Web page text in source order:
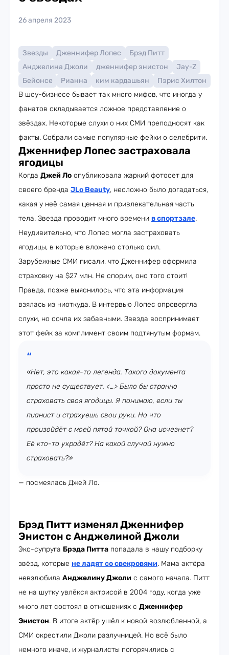
26 апреля 2023
Звезды Дженнифер Лопес
Брэд Питт
Анджелина Джоли
дженнифер энистон
Jay-Z
Бейонсе
Рианна ким кардашьян
Пэрис Хилтон
В шоу-бизнесе бывает так много мифов, что иногда у
фанатов складывается ложное представление о
звёздах. Некоторые слухи о них СМИ преподносят как
факты. Собрали самые популярные фейки о селебрити.
Дженнифер Лопес застраховала
ягодицы
Когда Джей Ло опубликовала жаркий фотосет для
своего бренда JLo Beauty, несложно было догадаться,
какая у неё самая ценная и привлекательная часть
тела. Звезда проводит много времени в спортзале.
Неудивительно, что Лопес могла застраховать
ягодицы, в которые вложено столько сил.
Зарубежные СМИ писали, что Дженнифер оформила
страховку на $27 млн. Не спорим, оно того стоит!
Правда, позже выяснилось, что эта информация
взялась из ниоткуда. В интервью Лопес опровергла
слухи, но сочла их забавными. Звезда воспринимает
этот фейк за комплимент своим подтянутым формам.
«Нет, это какая-то легенда. Такого документа
просто не существует. <…> Было бы странно
страховать своя ягодицы. Я понимаю, если ты
пианист и страхуешь свои руки. Но что
произойдёт с моей пятой точкой? Она исчезнет?
Её кто-то украдёт? На какой случай нужно
страховать?»
— посмеялась Джей Ло.
Брэд Питт изменял Дженнифер
Энистон с Анджелиной Джоли
Экс-супруга Брэда Питта попадала в нашу подборку
звёзд, которые не ладят со свекровями. Мама актёра
невзлюбила Анджелину Джоли с самого начала. Питт
не на шутку увлёкся актрисой в 2004 году, когда уже
много лет состоял в отношениях с Дженнифер
Энистон. В итоге актёр ушёл к новой возлюбленной, а
СМИ окрестили Джоли разлучницей. Но всё было
немного иначе, и журналисты погорячились с